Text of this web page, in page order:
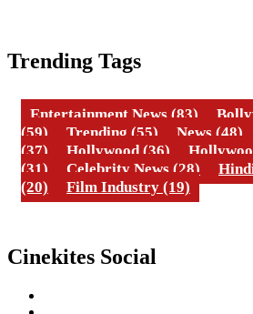
Trending Tags
Entertainment News (83)
(59)
Trending (55) News (48)
(37)
Hollywood (36)
(31)
Celebrity News (28)
(20)
Film Industry (19)
Cinekites Social